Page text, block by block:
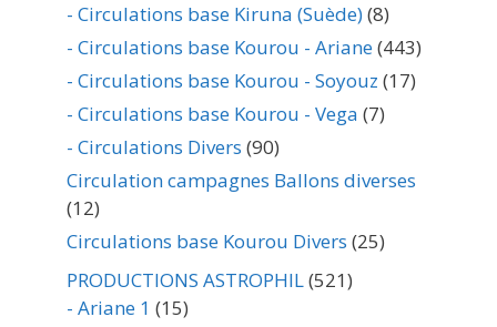
- Circulations base Kiruna (Suède)(8)
- Circulations base Kourou - Ariane(443)
- Circulations base Kourou - Soyouz (17)
- Circulations base Kourou - Vega (7)
- Circulations Divers (90)
Circulation campagnes Ballons diverses
(12)
Circulations base Kourou Divers (25)
PRODUCTIONS ASTROPHIL(521)
- Ariane 1 (15)